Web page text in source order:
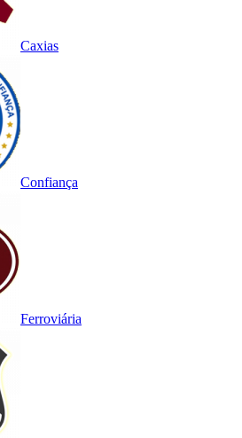
Caxias
Confiança
Ferroviária